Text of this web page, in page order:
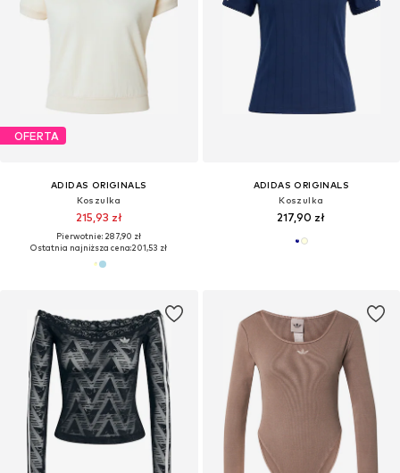
OFERTA
ADIDAS ORIGINALS
Koszulka
215,93 zł
Pierwotnie: 287,90 zł
Ostatnia najniższa cena:201,53 zł
ADIDAS ORIGINALS
Koszulka
217,90 zł